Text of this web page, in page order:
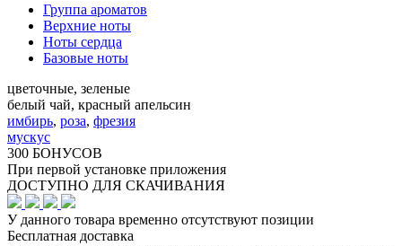
Группа ароматов
Верхние ноты
Ноты сердца
Базовые ноты
цветочные, зеленые
белый чай, красный апельсин
имбирь, роза, фрезия
мускус
300 БОНУСОВ
При первой установке приложения
ДОСТУПНО ДЛЯ СКАЧИВАНИЯ
У данного товара временно отсутствуют позиции
Бесплатная доставка